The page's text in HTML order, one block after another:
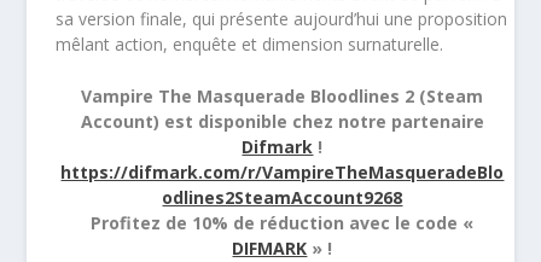
sa version finale, qui présente aujourd’hui une proposition
mêlant action, enquête et dimension surnaturelle.
Vampire The Masquerade Bloodlines 2 (Steam
Account) est disponible chez notre partenaire
Difmark !
https://difmark.com/r/VampireTheMasqueradeBlo
odlines2SteamAccount9268
Profitez de 10% de réduction avec le code «
DIFMARK » !